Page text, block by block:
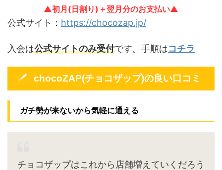
▲初月(日割り)＋翌月分のお支払い▲
公式サイト： https://chocozap.jp/
入会は公式サイトのみ受付です。手順はコチラ
chocoZAP(チョコザップ)の良い口コミ
ガチ勢が来ないから気軽に通える
チョコザップはこれから店舗増えていくだろう